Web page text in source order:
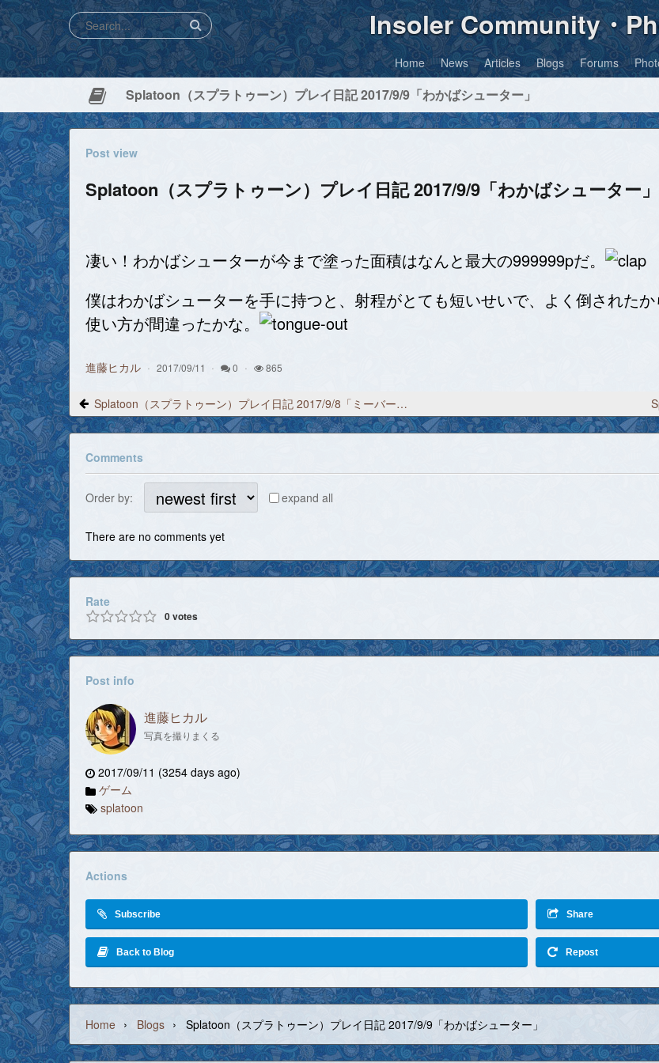
Insoler Community・
Home News Articles Blogs Forums
Splatoon（スプラトゥーン）プレイ日記 2017/9/9「わかばシューター」
Post view
Splatoon（スプラトゥーン）プレイ日記 2017/9/9「わかばシューター」
凄い！わかばシューターが今まで塗った面積はなんと最大の999999pだ。
僕はわかばシューターを手に持つと、射程がとても短いせいで、よく倒された
使い方が間違ったかな。
進藤ヒカル 2017/09/11 0 865
Splatoon（スプラトゥーン）プレイ日記 2017/9/8「ミーバース終了まであと６０日」
Comments
Order by: expand all
There are no comments yet
Rate
0votes
Post info
進藤ヒカル
写真を撮りまくる
2017/09/11 (3254 days ago)
ゲーム
splatoon
Actions
Subscribe Share
Back to Blog Repost
Home › Blogs › Splatoon（スプラトゥーン）プレイ日記 2017/9/9「わかばシューター」